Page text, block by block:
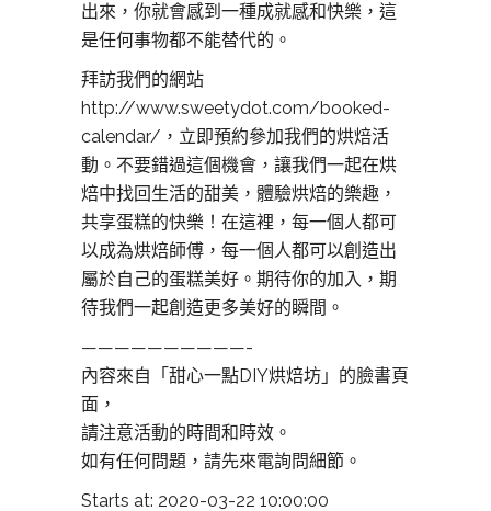
出來，你就會感到一種成就感和快樂，這
是任何事物都不能替代的。
拜訪我們的網站
http://www.sweetydot.com/booked-
calendar/，立即預約參加我們的烘焙活
動。不要錯過這個機會，讓我們一起在烘
焙中找回生活的甜美，體驗烘焙的樂趣，
共享蛋糕的快樂！在這裡，每一個人都可
以成為烘焙師傅，每一個人都可以創造出
屬於自己的蛋糕美好。期待你的加入，期
待我們一起創造更多美好的瞬間。
——————————-
內容來自「甜心一點DIY烘焙坊」的臉書頁
面，
請注意活動的時間和時效。
如有任何問題，請先來電詢問細節。
Starts at: 2020-03-22 10:00:00